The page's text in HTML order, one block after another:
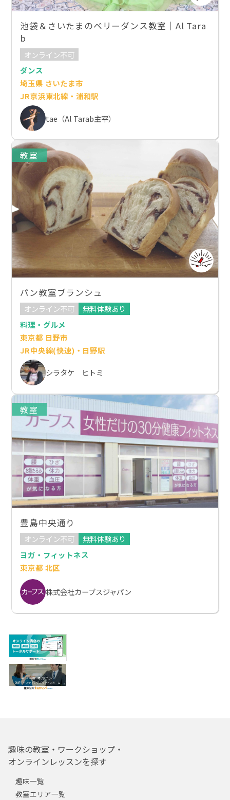
池袋＆さいたまのベリーダンス教室｜Al Tara
b
オンライン不可
ダンス
埼玉県 さいたま市
JR京浜東北線・浦和駅
tae（Al Tarab主宰）
教室
パン教室ブランシュ
オンライン不可
無料体験あり
料理・グルメ
東京都 日野市
JR中央線(快速)・日野駅
シラタケ ヒトミ
教室
豊島中央通り
オンライン不可
無料体験あり
ヨガ・フィットネス
東京都 北区
株式会社カーブスジャパン
趣味の教室・ワークショップ・
オンラインレッスンを探す
趣味一覧
教室エリア一覧